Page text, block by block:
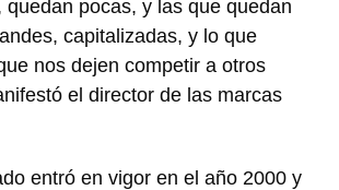
quedan pocas, y las que quedan
capitalizadas, y lo que
nos dejen competir a otros
el director de las marcas
entró en vigor en el año 2000 y